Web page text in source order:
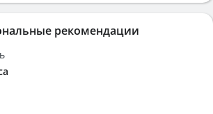
рекомендации